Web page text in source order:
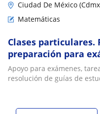
Ciudad De México
Matemáticas
Clases particulares.
preparación para
tareas, y proyectos
Apoyo para exámenes,
resolución de guías de